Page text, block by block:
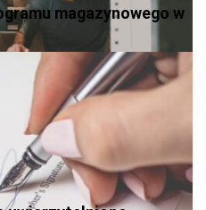
magazynowego w